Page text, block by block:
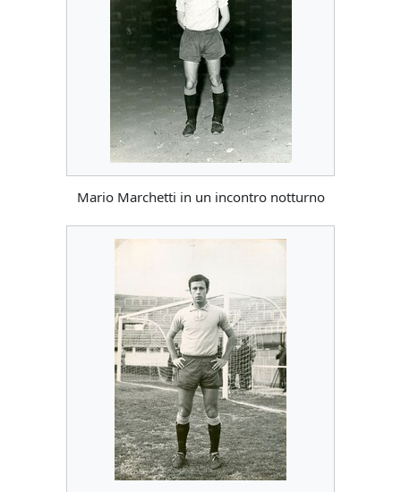
Mario Marchetti in un incontro notturno